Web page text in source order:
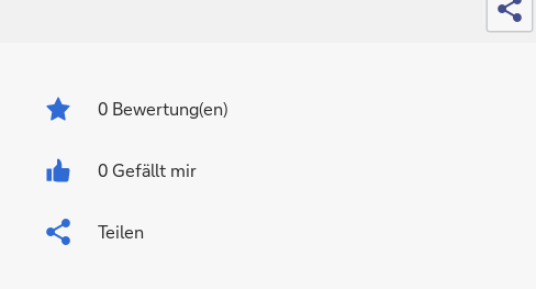
0 Bewertung(en)
0 Gefällt mir
Teilen